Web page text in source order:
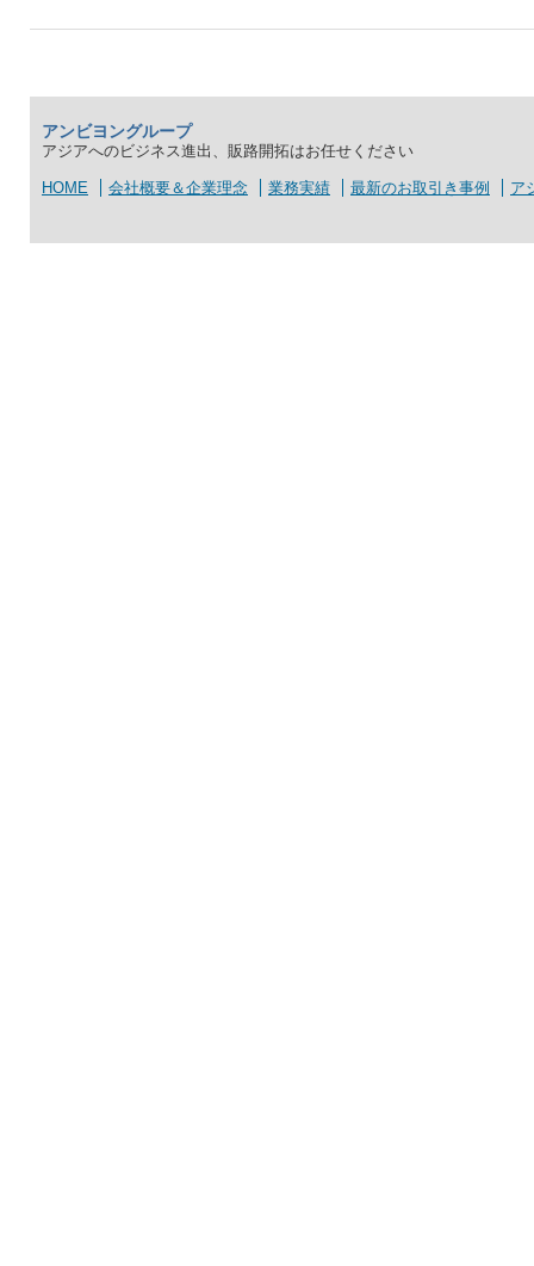
アンビヨングループ
アジアへのビジネス進出、販路開拓はお任せください
HOME 会社概要＆企業理念 業務実績 最新のお取引き事例 ア